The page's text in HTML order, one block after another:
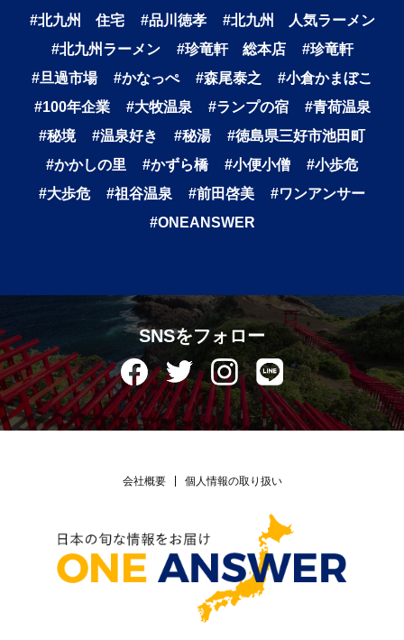
#北九州 住宅
#品川徳孝
#北九州 人気ラーメン
#北九州ラーメン
#珍竜軒 総本店
#珍竜軒
#旦過市場
#かなっぺ #森尾泰之
#小倉かまぼこ
#100年企業
#大牧温泉 #ランプの宿
#青荷温泉
#秘境
#温泉好き #秘湯
#徳島県三好市池田町
#かかしの里
#かずら橋 #小便小僧
#小歩危
#大歩危
#祖谷温泉 #前田啓美
#ワンアンサー
#ONEANSWER
SNSをフォロー
会社概要 個人情報の取り扱い